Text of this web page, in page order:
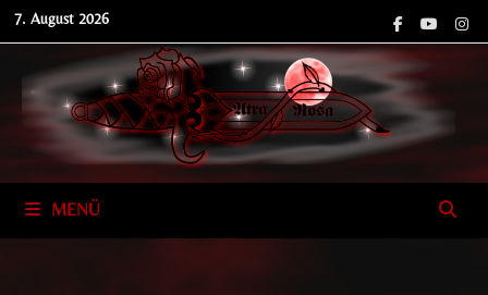
Zum
springen
7. August 2026
MENÜ